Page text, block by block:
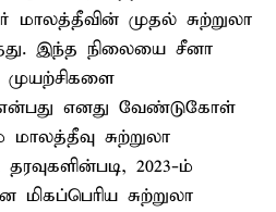
முதல் சுற்றுலா
இந்த நிலையை சீனா
எனது வேண்டுகோள்
மாலத்தீவு சுற்றுலா
2023-ம்
சுற்றுலா